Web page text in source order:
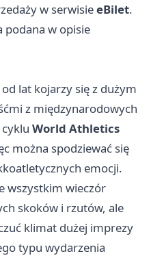
w serwisieeBilet.
podana w opisie
lat kojarzy się z dużym
z międzynarodowych
World Athletics
można spodziewać się
emocji.
wszystkim wieczór
skoków i rzutów, ale
klimat dużej imprezy
typu wydarzenia